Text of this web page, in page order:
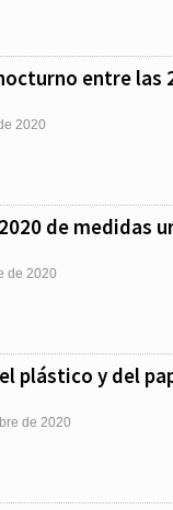
entre las
2020
de medidas
de 2020
plástico y del
de 2020